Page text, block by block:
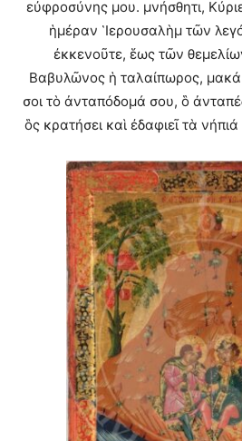
εὐφροσύνης μου. μνήσθητι,
ἡμέραν ῾Ιερουσαλὴμ τῶν
ἐκκενοῦτε, ἕως τῶν
Βαβυλῶνος ἡ ταλαίπωρος,
σοι τὸ ἀνταπόδομά σου, ὃ
ὃς κρατήσει καὶ ἐδαφιεῖ τὰ